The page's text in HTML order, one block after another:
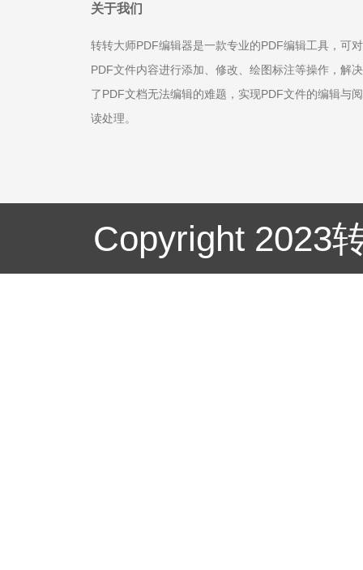
关于我们
转转大师PDF编辑器是一款专业的PDF编辑工具，可对
PDF文件内容进行添加、修改、绘图标注等操作，解决
了PDF文档无法编辑的难题，实现PDF文件的编辑与阅
读处理。
Copyright 2023